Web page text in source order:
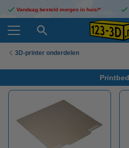
Vandaag besteld morgen in huis!*
3D-printer onderdelen
Printbed